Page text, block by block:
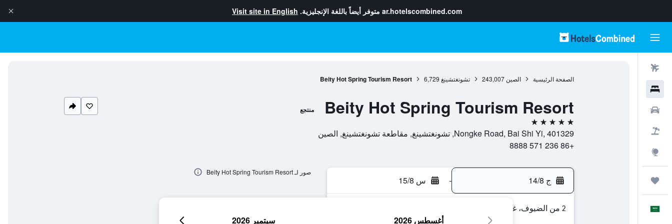
ar.hotelscombined.com متوفر أيضاً باللغة الإنجليزية. Visit site in English
الصفحة الرئيسية الصين 243,007 تشونغتشينغ 6,729
Beity Hot Spring Tourism Resort
Beity Hot Spring Tourism Resort منتجع
5 نجوم
Nongke Road, Bai Shi Yi, 401329, تشونغتشينغ, مقاطعة تشونغتشينغ, الصين
+86 236 571 8888
ج 14/8 - س 15/8
2 من الضيوف، غرفة واحدة
صور لـ Beity Hot Spring Tourism Resort
أغسطس 2026 سبتمبر 2026